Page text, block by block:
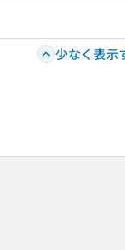
少なく表示